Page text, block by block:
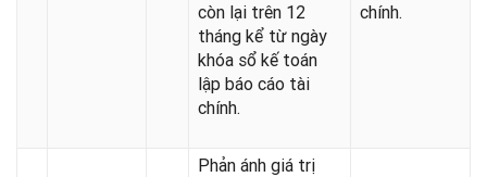
còn lại trên 12
tháng kể từ ngày
khóa sổ kế toán
lập báo cáo tài
chính.
chính.
Phản ánh giá trị